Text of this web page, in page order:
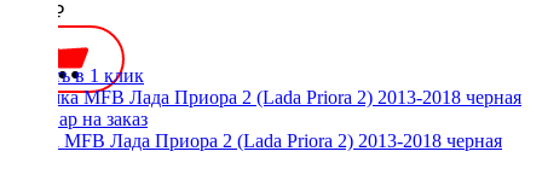
2000 ₽
Купить в 1 клик
Рамка MFB Лада Приора 2 (Lada Priora 2) 2013-2018 черная